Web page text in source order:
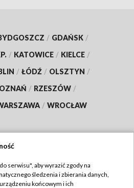
/ GDAŃSK /
/ KATOWICE / KIELCE /
/ ŁÓDŹ / OLSZTYN /
/ RZESZÓW /
/ WROCŁAW
TVP
serwisu", aby wyrazić zgody na
śledzenia i zbierania danych,
końcowym i ich